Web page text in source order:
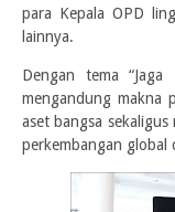
para Kepala OPD
lainnya.
Dengan tema “Jaga
mengandung makna
aset bangsa
perkembangan global